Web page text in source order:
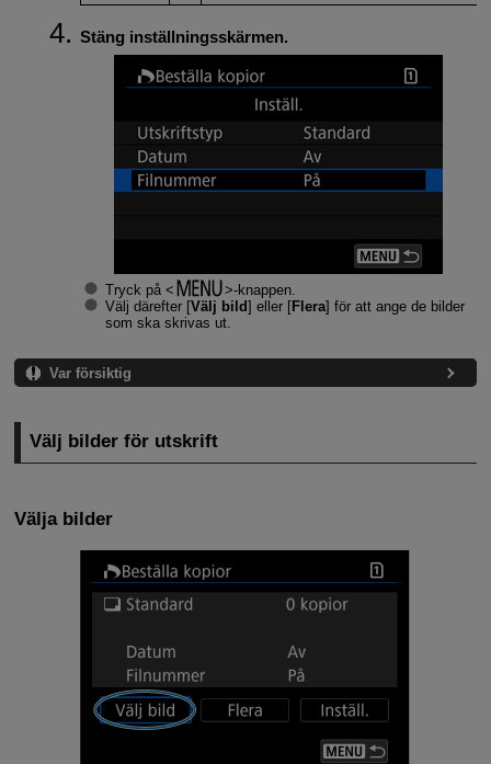
Stäng inställningsskärmen.
Tryck på
-knappen.
Välj därefter [Välj bild] eller [Flera] för att ange de bilder
som ska skrivas ut.
Var försiktig
Välj bilder för utskrift
Välja bilder